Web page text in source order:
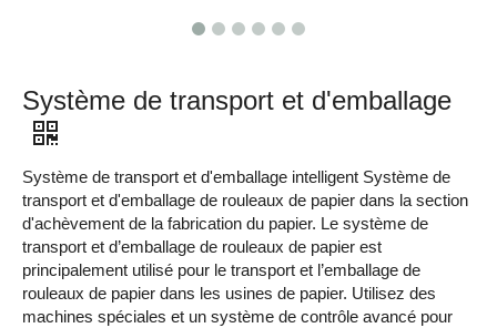
Système de transport et d'emballage
Système de transport et d'emballage intelligent Système de
transport et d'emballage de rouleaux de papier dans la section
d'achèvement de la fabrication du papier. Le système de
transport et d’emballage de rouleaux de papier est
principalement utilisé pour le transport et l’emballage de
rouleaux de papier dans les usines de papier. Utilisez des
machines spéciales et un système de contrôle avancé pour